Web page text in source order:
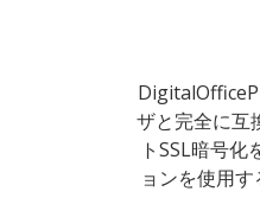
ザと完全に互
トSSL暗号
ョンを使用